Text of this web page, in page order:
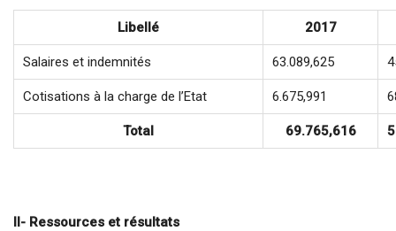
Libellé 2017
Salaires et indemnités 63.089,625
Cotisations à la charge de l’Etat 6.675,991
Total 69.765,616
II- Ressources et résultats